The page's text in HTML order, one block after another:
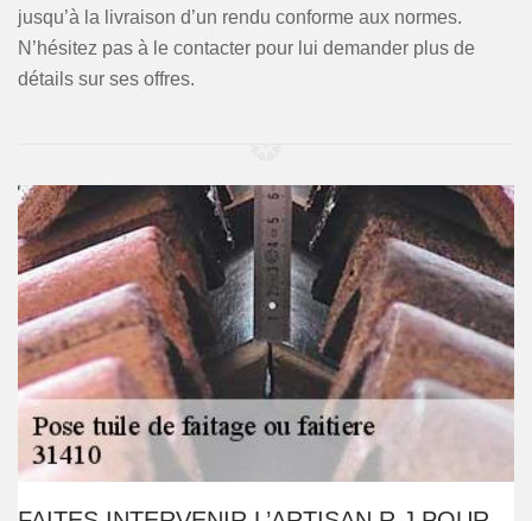
jusqu’à la livraison d’un rendu conforme aux normes.
N’hésitez pas à le contacter pour lui demander plus de
détails sur ses offres.